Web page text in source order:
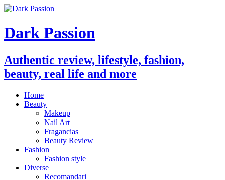
Dark Passion
Authentic review, lifestyle, fashion,
beauty, real life and more
Home
Beauty
Makeup
Nail Art
Fragancias
Beauty Review
Fashion
Fashion style
Diverse
Recomandari